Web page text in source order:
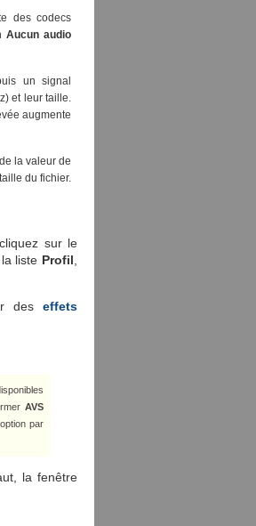
des codecs
Aucun audio
un signal
et leur taille.
augmente
la valeur de
du fichier.
sur le
liste Profil
deseffets
AVS
par
la fenêtre